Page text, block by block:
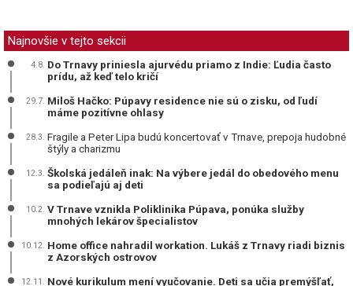
Najnovšie v tejto sekcii
4.8. Do Trnavy priniesla ajurvédu priamo z Indie: Ľudia často
prídu, až keď telo kričí
29.7. Miloš Hačko: Púpavy residence nie sú o zisku, od ľudí
máme pozitívne ohlasy
28.3. Fragile a Peter Lipa budú koncertovať v Trnave, prepoja hudobné
štýly a charizmu
12.3. Školská jedáleň inak: Na výbere jedál do obedového menu
sa podieľajú aj deti
10.2. V Trnave vznikla Poliklinika Púpava, ponúka služby
mnohých lekárov špecialistov
10.12. Home office nahradil workation. Lukáš z Trnavy riadi biznis
z Azorských ostrovov
12.11. Nové kurikulum mení vyučovanie. Deti sa učia premýšľať,